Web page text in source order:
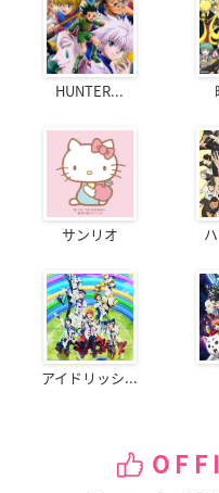
HUNTER...
サンリオ
アイドリッシ...